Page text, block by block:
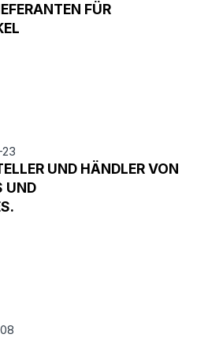
FÜR
UND HÄNDLER VON
UND